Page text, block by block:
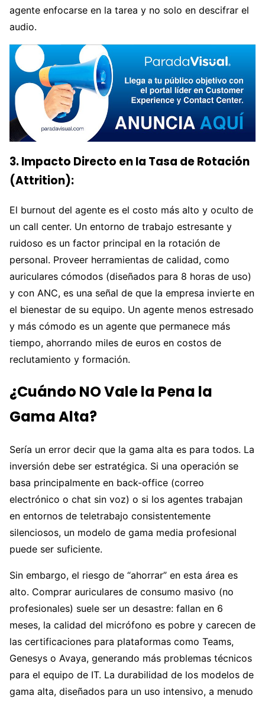
agente enfocarse en la tarea y no solo en descifrar el
audio.
3. Impacto Directo en la Tasa de Rotación
(Attrition):
El burnout del agente es el costo más alto y oculto de
un call center. Un entorno de trabajo estresante y
ruidoso es un factor principal en la rotación de
personal. Proveer herramientas de calidad, como
auriculares cómodos (diseñados para 8 horas de uso)
y con ANC, es una señal de que la empresa invierte en
el bienestar de su equipo. Un agente menos estresado
y más cómodo es un agente que permanece más
tiempo, ahorrando miles de euros en costos de
reclutamiento y formación.
¿Cuándo NO Vale la Pena la
Gama Alta?
Sería un error decir que la gama alta es para todos. La
inversión debe ser estratégica. Si una operación se
basa principalmente en back-office (correo
electrónico o chat sin voz) o si los agentes trabajan
en entornos de teletrabajo consistentemente
silenciosos, un modelo de gama media profesional
puede ser suficiente.
Sin embargo, el riesgo de “ahorrar” en esta área es
alto. Comprar auriculares de consumo masivo (no
profesionales) suele ser un desastre: fallan en 6
meses, la calidad del micrófono es pobre y carecen de
las certificaciones para plataformas como Teams,
Genesys o Avaya, generando más problemas técnicos
para el equipo de IT. La durabilidad de los modelos de
gama alta, diseñados para un uso intensivo, a menudo